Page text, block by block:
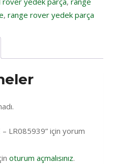
, range rover yedek parça
– LR085939” için yorum
oturum açmalısınız.